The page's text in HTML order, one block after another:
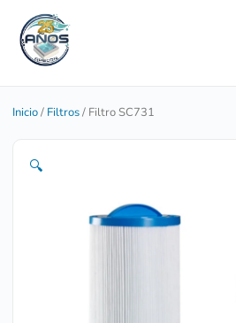
Inicio/ Filtros/ Filtro SC731
🔍